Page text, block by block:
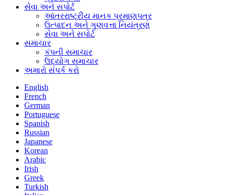
સેવા અને સપોર્ટ
આંતરરાષ્ટ્રીય માનક પ્રમાણપત્ર
ઉત્પાદન અને ગુણવત્તા નિયંત્રણ
સેવા અને સપોર્ટ
સમાચાર
કંપની સમાચાર
ઉદ્યોગ સમાચાર
અમારો સંપર્ક કરો
English
French
German
Portuguese
Spanish
Russian
Japanese
Korean
Arabic
Irish
Greek
Turkish